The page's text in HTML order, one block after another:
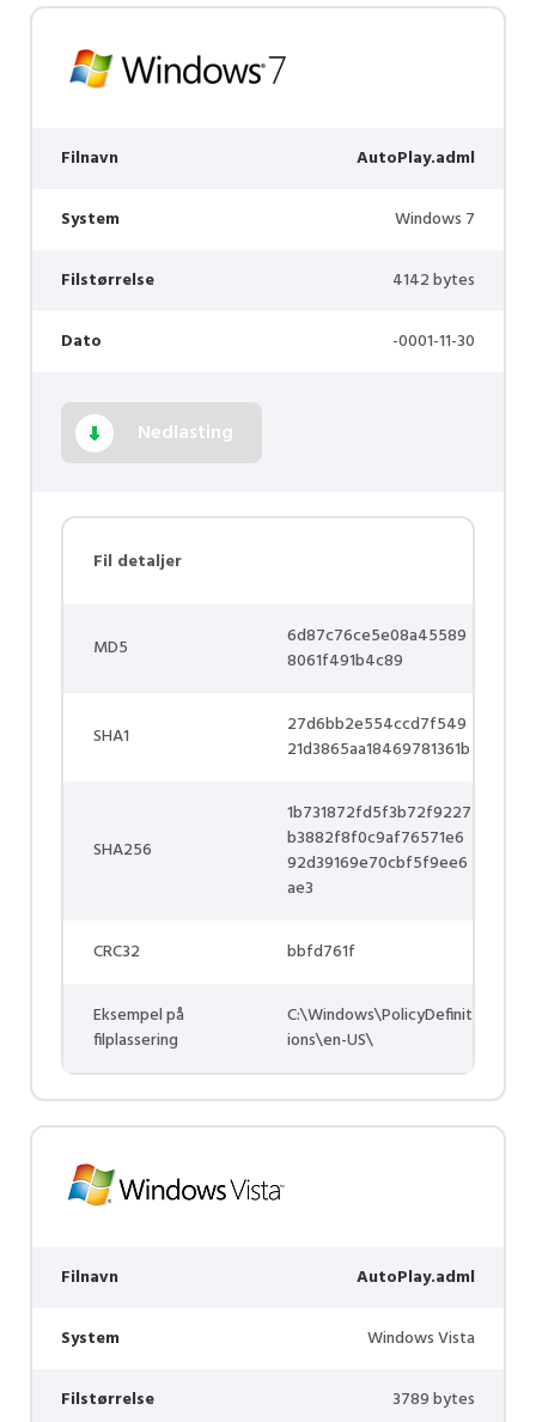
Filnavn AutoPlay.adml
System Windows 7
Filstørrelse 4142 bytes
Dato -0001-11-30
Nedlasting
Fil detaljer
MD5
6d87c76ce5e08a45589
8061f491b4c89
SHA1
27d6bb2e554ccd7f549
21d3865aa18469781361b
SHA256
1b731872fd5f3b72f9227
b3882f8f0c9af76571e6
92d39169e70cbf5f9ee6
ae3
CRC32 bbfd761f
Eksempel på
filplassering
C:\Windows\PolicyDefinit
ions\en-US\
Filnavn AutoPlay.adml
System Windows Vista
Filstørrelse 3789 bytes